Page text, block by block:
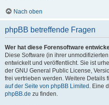
Nach oben
phpBB betreffende Fragen
Wer hat diese Forensoftware
Diese Software (in ihrer
entwickelt und veröffentlicht. Sie ist
der GNU General Public License,
frei vertrieben werden. Weitere Details
auf der Seite von phpBB Limited . Eine
phpBB.de zu finden.